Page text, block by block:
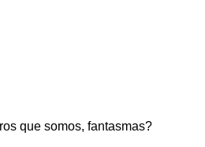
que somos, fantasmas?